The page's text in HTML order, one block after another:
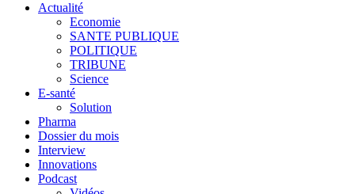
Actualité
Economie
SANTE PUBLIQUE
POLITIQUE
TRIBUNE
Science
E-santé
Solution
Pharma
Dossier du mois
Interview
Innovations
Podcast